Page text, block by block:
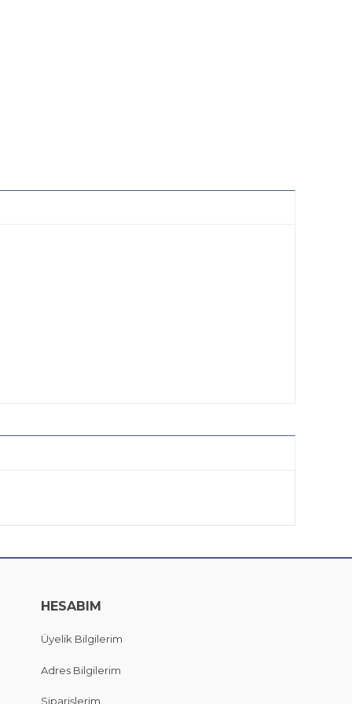
HESABIM
Üyelik Bilgilerim
Adres Bilgilerim
Siparişlerim